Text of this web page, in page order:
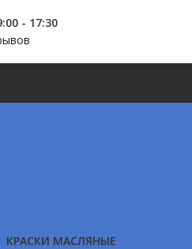
- 17:30
КРАСКИ МАСЛЯНЫЕ